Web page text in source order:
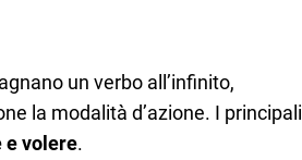
la cucina e la mia Honda CBF500. Non ho
un verbo all’infinito,
la modalità d’azione. I principali
e volere.